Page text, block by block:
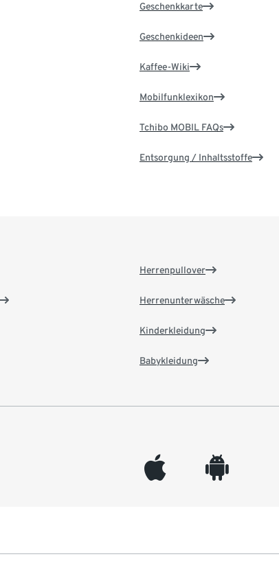
Geschenkkarte
Geschenkideen
Kaffee-Wiki
Mobilfunklexikon
Tchibo MOBIL FAQs
Entsorgung / Inhaltsstoffe
Herrenpullover
Herrenunterwäsche
Kinderkleidung
Babykleidung
appleinc android